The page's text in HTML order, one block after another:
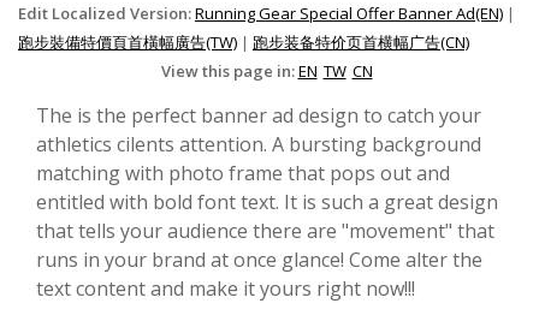
Edit Localized Version:Running Gear Special Offer Banner Ad(EN) |
跑步裝備特價頁首橫幅廣告(TW) | 跑步装备特价页首横幅广告(CN)
View this page in:EN TW CN
The is the perfect banner ad design to catch your
athletics cilents attention. A bursting background
matching with photo frame that pops out and
entitled with bold font text. It is such a great design
that tells your audience there are "movement" that
runs in your brand at once glance! Come alter the
text content and make it yours right now!!!